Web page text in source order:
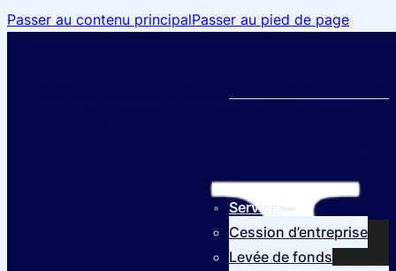
Passer au contenu principalPasser au pied de page
Services
Cession d’entreprise
Levée de fonds